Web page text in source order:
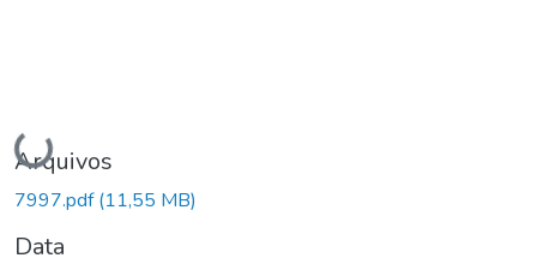
Carregando...
Arquivos
7997.pdf(11,55 MB)
Data